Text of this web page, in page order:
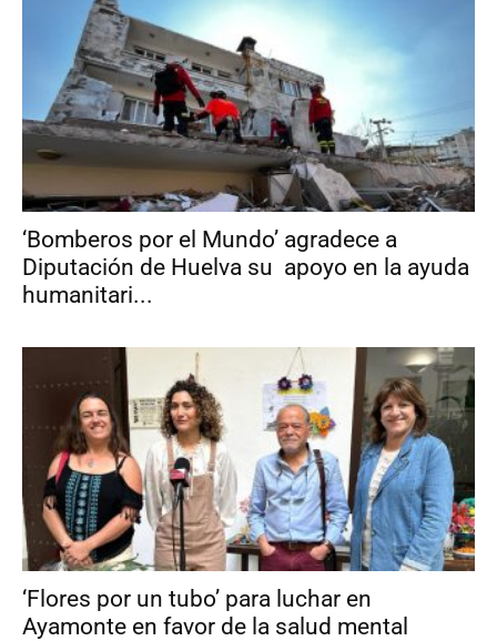
‘Bomberos por el Mundo’ agradece a
Diputación de Huelva su apoyo en la ayuda
humanitari...
‘Flores por un tubo’ para luchar en
Ayamonte en favor de la salud mental